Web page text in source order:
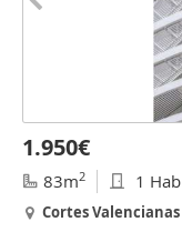
1.950€
83m2 1 Hab
CortesValencianas